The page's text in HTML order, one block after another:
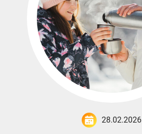
28.02.2026